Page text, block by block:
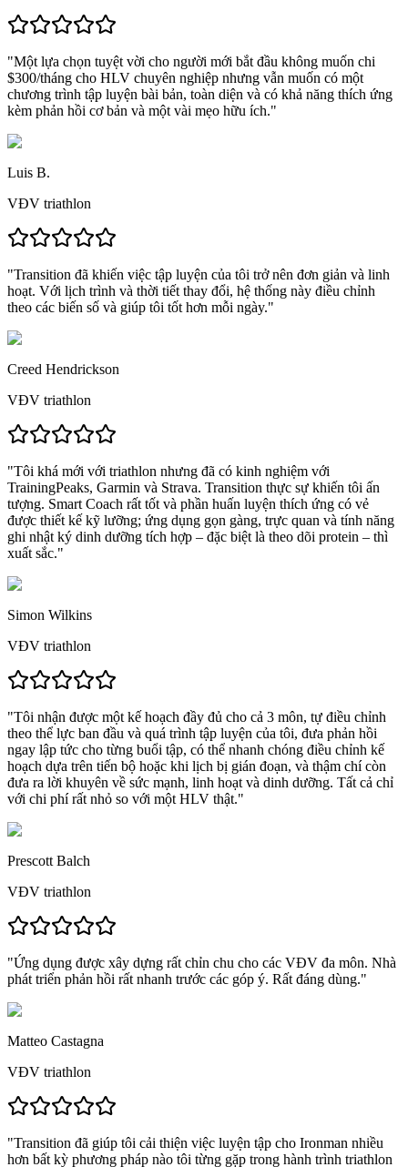
"Một lựa chọn tuyệt vời cho người mới bắt đầu không muốn chi
$300/tháng cho HLV chuyên nghiệp nhưng vẫn muốn có một
chương trình tập luyện bài bản, toàn diện và có khả năng thích ứng
kèm phản hồi cơ bản và một vài mẹo hữu ích."
Luis B.
VĐV triathlon
"Transition đã khiến việc tập luyện của tôi trở nên đơn giản và linh
hoạt. Với lịch trình và thời tiết thay đổi, hệ thống này điều chỉnh
theo các biến số và giúp tôi tốt hơn mỗi ngày."
Creed Hendrickson
VĐV triathlon
"Tôi khá mới với triathlon nhưng đã có kinh nghiệm với
TrainingPeaks, Garmin và Strava. Transition thực sự khiến tôi ấn
tượng. Smart Coach rất tốt và phần huấn luyện thích ứng có vẻ
được thiết kế kỹ lưỡng; ứng dụng gọn gàng, trực quan và tính năng
ghi nhật ký dinh dưỡng tích hợp – đặc biệt là theo dõi protein – thì
xuất sắc."
Simon Wilkins
VĐV triathlon
"Tôi nhận được một kế hoạch đầy đủ cho cả 3 môn, tự điều chỉnh
theo thể lực ban đầu và quá trình tập luyện của tôi, đưa phản hồi
ngay lập tức cho từng buổi tập, có thể nhanh chóng điều chỉnh kế
hoạch dựa trên tiến bộ hoặc khi lịch bị gián đoạn, và thậm chí còn
đưa ra lời khuyên về sức mạnh, linh hoạt và dinh dưỡng. Tất cả chỉ
với chi phí rất nhỏ so với một HLV thật."
Prescott Balch
VĐV triathlon
"Ứng dụng được xây dựng rất chỉn chu cho các VĐV đa môn. Nhà
phát triển phản hồi rất nhanh trước các góp ý. Rất đáng dùng."
Matteo Castagna
VĐV triathlon
"Transition đã giúp tôi cải thiện việc luyện tập cho Ironman nhiều
hơn bất kỳ phương pháp nào tôi từng gặp trong hành trình triathlon